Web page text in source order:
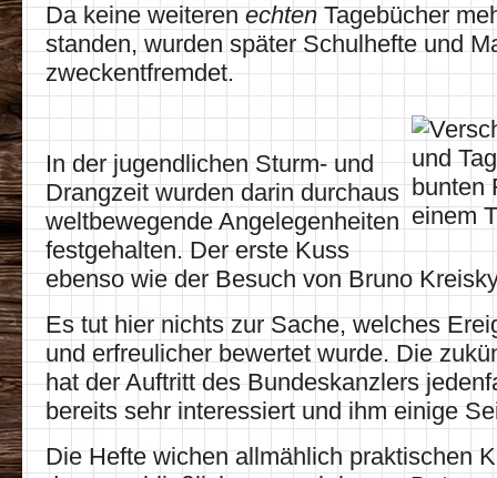
Da keine weiterenechtenTagebücher
standen, wurden später Schulhefte und
zweckentfremdet.
In der jugendlichen Sturm- und
Drangzeit wurden darin durchaus
weltbewegende Angelegenheiten
festgehalten. Der erste Kuss
ebenso wie der Besuch von Bruno
Es tut hier nichts zur Sache, welches
und erfreulicher bewertet wurde. Die
hat der Auftritt des Bundeskanzlers
bereits sehr interessiert und ihm einige
Die Hefte wichen allmählich praktischen